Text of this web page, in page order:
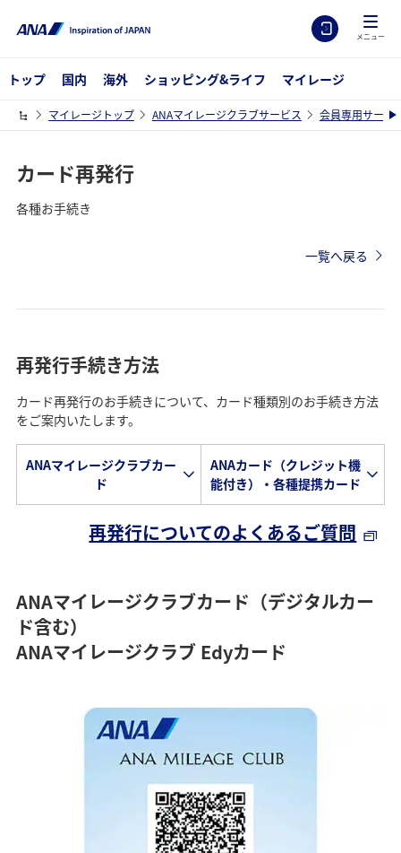
メニュー
トップ 国内 海外 ショッピング&ライフ マイレージ
マイレージトップ ANAマイレージクラブサービス 会員専用サービ
カード再発行
各種お手続き
一覧へ戻る
再発行手続き方法
カード再発行のお手続きについて、カード種類別のお手続き方法
をご案内いたします。
ANAマイレージクラブカー
ド
ANAカード（クレジット機
能付き）・各種提携カード
再発行についてのよくあるご質問
ANAマイレージクラブカード（デジタルカー
ド含む）
ANAマイレージクラブ Edyカード